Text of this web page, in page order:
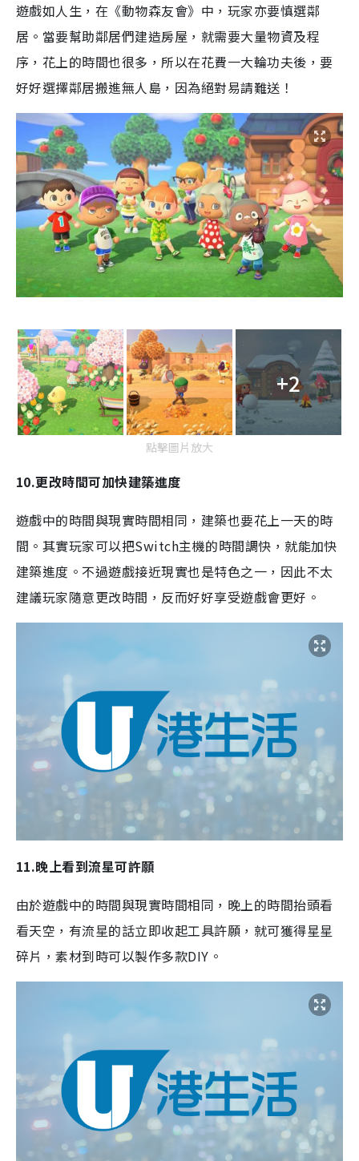
遊戲如人生，在《動物森友會》中，玩家亦要慎選鄰
居。當要幫助鄰居們建造房屋，就需要大量物資及程
序，花上的時間也很多，所以在花費一大輪功夫後，要
好好選擇鄰居搬進無人島，因為絕對易請難送！
+2
點擊圖片放大
10.更改時間可加快建築進度
遊戲中的時間與現實時間相同，建築也要花上一天的時
間。其實玩家可以把Switch主機的時間調快，就能加快
建築進度。不過遊戲接近現實也是特色之一，因此不太
建議玩家隨意更改時間，反而好好享受遊戲會更好。
11.晚上看到流星可許願
由於遊戲中的時間與現實時間相同，晚上的時間抬頭看
看天空，有流星的話立即收起工具許願，就可獲得星星
碎片，素材到時可以製作多款DIY。